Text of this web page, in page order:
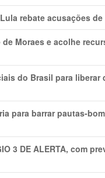
rebate acusações de
Moraes e acolhe
do Brasil para
para barrar pautas-
3 DE ALERTA, com